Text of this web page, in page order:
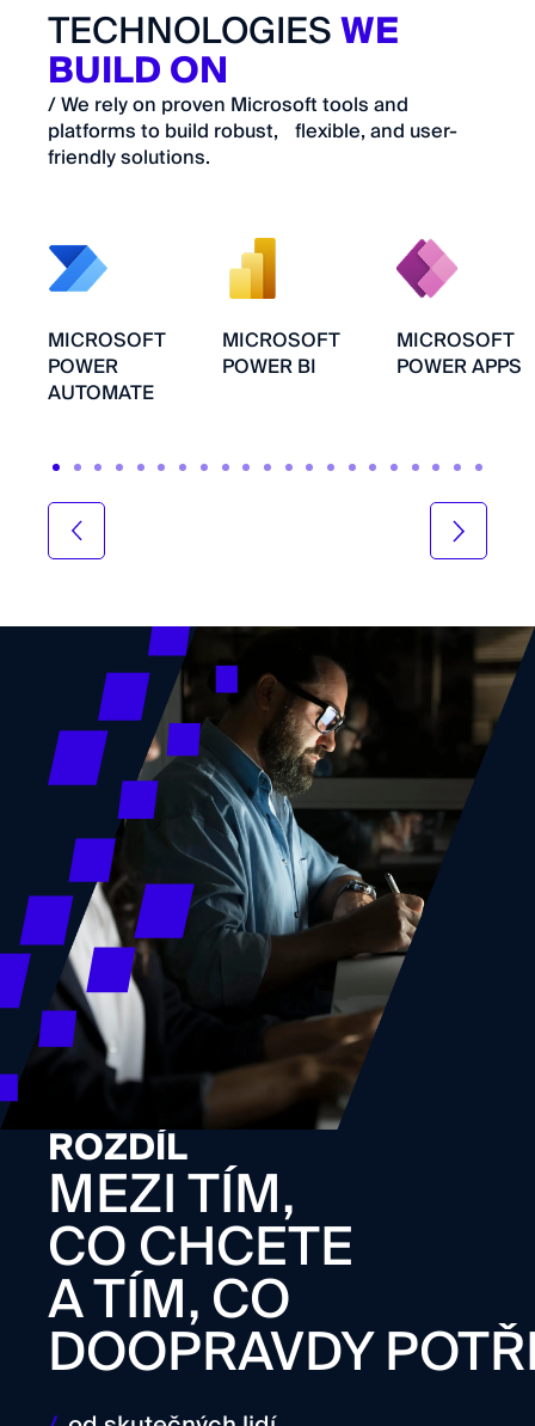
TECHNOLOGIESWE
BUILD ON
/ We rely on proven Microsoft tools and
platforms to build robust, flexible, and user-
friendly solutions.
MICROSOFT
POWER
AUTOMATE
MICROSOFT
POWER BI
MICROSOFT
POWER APPS
ROZDÍL
MEZI TÍM,
CO CHCETE
A TÍM, CO
DOOPRAVDY